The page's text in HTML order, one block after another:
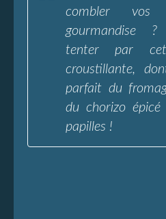
combler vos
gourmandise ?
tenter par
croustillante,
parfait du
du chorizo épicé
papilles !